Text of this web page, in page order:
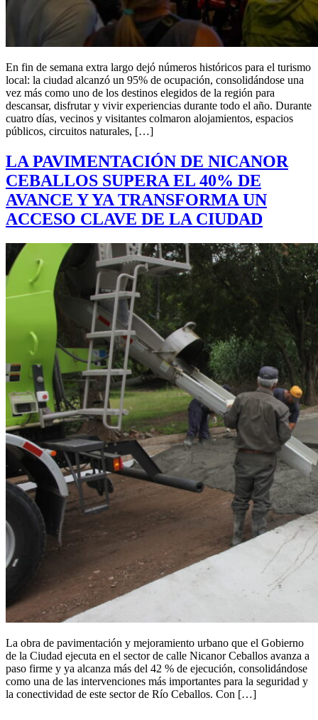
En fin de semana extra largo dejó números históricos para el turismo
local: la ciudad alcanzó un 95% de ocupación, consolidándose una
vez más como uno de los destinos elegidos de la región para
descansar, disfrutar y vivir experiencias durante todo el año. Durante
cuatro días, vecinos y visitantes colmaron alojamientos, espacios
públicos, circuitos naturales, […]
LA PAVIMENTACIÓN DE NICANOR
CEBALLOS SUPERA EL 40% DE
AVANCE Y YA TRANSFORMA UN
ACCESO CLAVE DE LA CIUDAD
La obra de pavimentación y mejoramiento urbano que el Gobierno
de la Ciudad ejecuta en el sector de calle Nicanor Ceballos avanza a
paso firme y ya alcanza más del 42 % de ejecución, consolidándose
como una de las intervenciones más importantes para la seguridad y
la conectividad de este sector de Río Ceballos. Con […]